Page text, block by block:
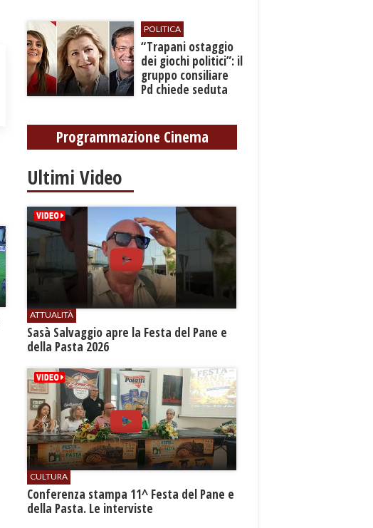
Dream”
POLITICA
​“Trapani ostaggio
dei giochi politici”: il
gruppo consiliare
Pd chiede seduta
Programmazione Cinema
Ultimi Video
ATTUALITÀ
Sasà Salvaggio apre la Festa del Pane e
della Pasta 2026
CULTURA
Conferenza stampa 11^ Festa del Pane e
della Pasta. Le interviste